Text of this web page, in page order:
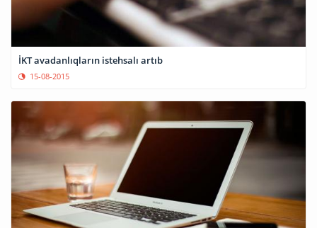
İKT avadanlıqların istehsalı artıb
15-08-2015